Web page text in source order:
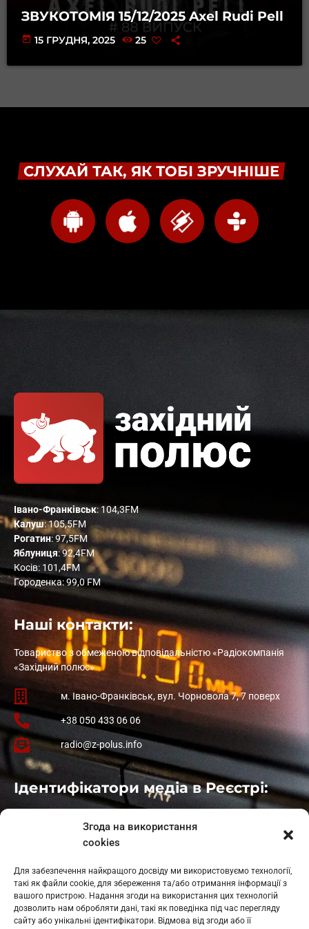
Згода на використання
cookies
Для забезпечення найкращого досвіду ми використовуємо технології,
такі як файли cookie, для збереження та/або отримання інформації з
вашого пристрою. Надання згоди на використання цих технологій
дозволить нам обробляти дані, такі як поведінка під час перегляду
сайту або унікальні ідентифікатори. Відмова від згоди або її
ЗВУКОТОМІЯ 15/12/2025 Axel Rudi Pell
today 15 ГРУДНЯ, 2025 25
СЛУХАЙ ТАК, ЯК ТОБІ ЗРУЧНІШЕ
Івано-Франківськ: 104,3FM
Калуш: 105,5FM
Рогатин: 97,5FM
Яблуниця: 92,4FM
Косів: 101,4FM
Городенка: 99,0 FM
Наші контакти:
Товариство з обмеженою відповідальністю «Радіокомпанія
«Західний полюс»
м. Івано-Франківськ, вул. Чорновола 7, 7 поверх
+38 050 433 06 06
radio@z-polus.info
Ідентифікатори медіа в Реєстрі:
: L11-01410
: L11-01801
Косів: L11-01805
Гарасимів: L11-02274